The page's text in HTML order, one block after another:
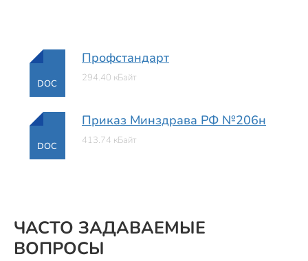
DOC
Профстандарт
294.40 кБайт
DOC
Приказ Минздрава РФ №206н
413.74 кБайт
ЧАСТО ЗАДАВАЕМЫЕ
ВОПРОСЫ